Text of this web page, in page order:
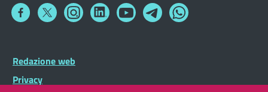
Collegamento
Collegamento
a
Collegamento
a
Collegamento
a
Collegamento
a
Collegamento
a
Collegamento
a
Footer
Widget
Footer
menu
Redazione web
Privacy